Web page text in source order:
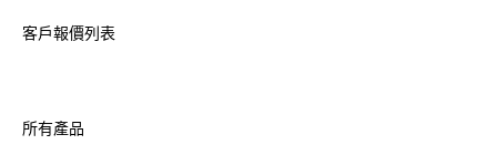
客戶報價列表
所有產品